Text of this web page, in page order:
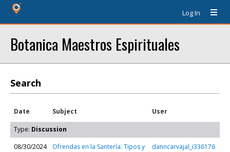
Log In
Botanica Maestros Espirituales
Search
Date Subject User
Type: Discussion
08/30/2024
Ofrendas en la Santería: Tipos y
danncarvajal_i336176